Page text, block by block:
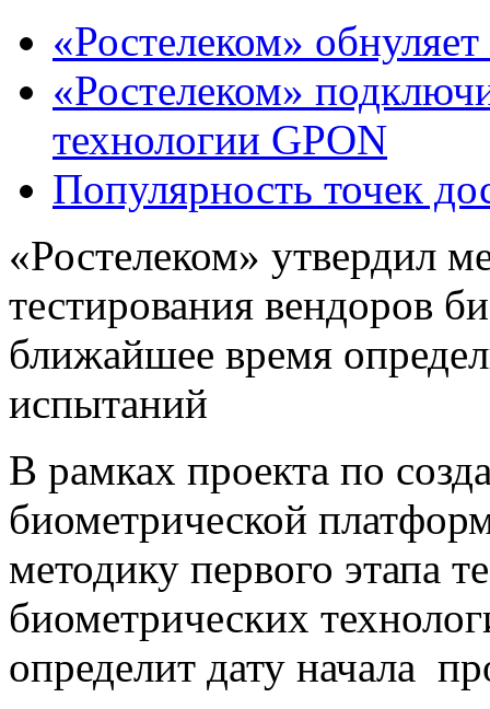
«Ростелеком»
«Ростелеком»
технологии GPON
Популярность точек
«Ростелеком» утвердил
тестирования вендоров
ближайшее время
испытаний
В рамках проекта по
биометрической
методику первого этапа
биометрических
определит дату начала